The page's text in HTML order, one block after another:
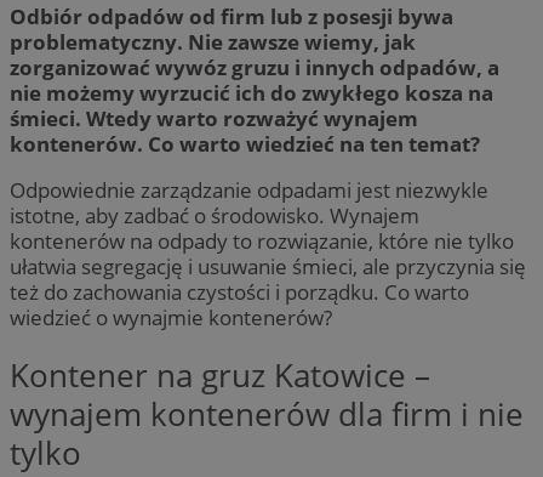
Odbiór odpadów od firm lub z posesji bywa
problematyczny. Nie zawsze wiemy, jak
zorganizować wywóz gruzu i innych odpadów, a
nie możemy wyrzucić ich do zwykłego kosza na
śmieci. Wtedy warto rozważyć wynajem
kontenerów. Co warto wiedzieć na ten temat?
Odpowiednie zarządzanie odpadami jest niezwykle
istotne, aby zadbać o środowisko. Wynajem
kontenerów na odpady to rozwiązanie, które nie tylko
ułatwia segregację i usuwanie śmieci, ale przyczynia się
też do zachowania czystości i porządku. Co warto
wiedzieć o wynajmie kontenerów?
Kontener na gruz Katowice –
wynajem kontenerów dla firm i nie
tylko